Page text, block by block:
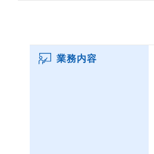
業務内容